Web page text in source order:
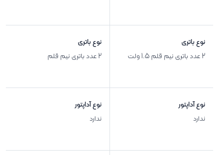
نوع باتری
2 عدد باتری نیم قلم 1.5 ولت
نوع آداپتور
ندارد
نوع باتری
2 عدد باتری نیم قلم
نوع آداپتور
ندارد